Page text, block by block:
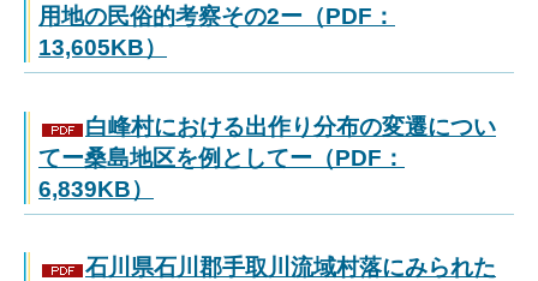
用地の民俗的考察その2ー（PDF：
13,605KB）
白峰村における出作り分布の変遷につい
てー桑島地区を例としてー（PDF：
6,839KB）
石川県石川郡手取川流域村落にみられた